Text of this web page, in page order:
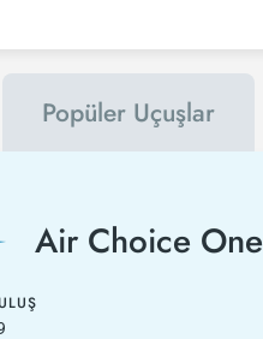
Popüler Uçuşlar
Air Choice One